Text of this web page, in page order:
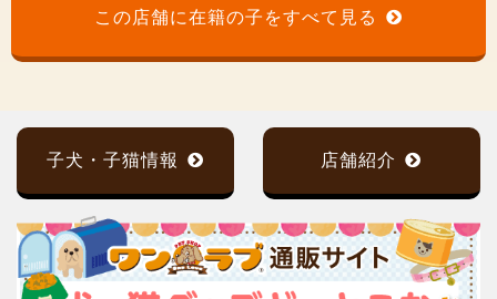
この店舗に在籍の子をすべて見る
子犬・子猫情報 店舗紹介